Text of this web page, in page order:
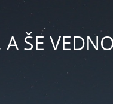
ŠE